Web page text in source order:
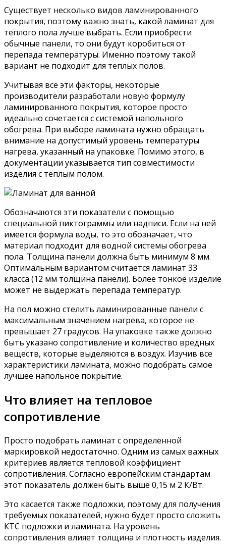
Существует несколько видов ламинированного
покрытия, поэтому важно знать, какой ламинат для
теплого пола лучше выбрать. Если приобрести
обычные панели, то они будут коробиться от
перепада температуры. Именно поэтому такой
вариант не подходит для теплых полов.
Учитывая все эти факторы, некоторые
производители разработали новую формулу
ламинированного покрытия, которое просто
идеально сочетается с системой напольного
обогрева. При выборе ламината нужно обращать
внимание на допустимый уровень температуры
нагрева, указанный на упаковке. Помимо этого, в
документации указывается тип совместимости
изделия с теплым полом.
Обозначаются эти показатели с помощью
специальной пиктограммы или надписи. Если на ней
имеется формула воды, то это обозначает, что
материал подходит для водной системы обогрева
пола. Толщина панели должна быть минимум 8 мм.
Оптимальным вариантом считается ламинат 33
класса (12 мм толщина панели). Более тонкое изделие
может не выдержать перепада температур.
На пол можно стелить ламинированные панели с
максимальным значением нагрева, которое не
превышает 27 градусов. На упаковке также должно
быть указано сопротивление и количество вредных
веществ, которые выделяются в воздух. Изучив все
характеристики ламината, можно подобрать самое
лучшее напольное покрытие.
Что влияет на тепловое
сопротивление
Просто подобрать ламинат с определенной
маркировкой недостаточно. Одним из самых важных
критериев является тепловой коэффициент
сопротивления. Согласно европейским стандартам
этот показатель должен быть выше 0,15 м 2 К/Вт.
Это касается также подложки, поэтому для получения
требуемых показателей, нужно будет просто сложить
КТС подложки и ламината. На уровень
сопротивления влияет толщина и плотность изделия.